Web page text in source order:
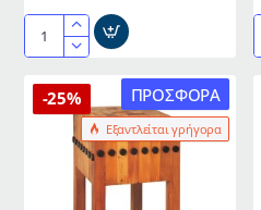
Πάγκος
από
πολυαιθυλένιο
ανοξείδωτη
διαστάσεων
ΠΡΟΣΦΟΡΆ
Εξαντλείται γρήγορα
-25%